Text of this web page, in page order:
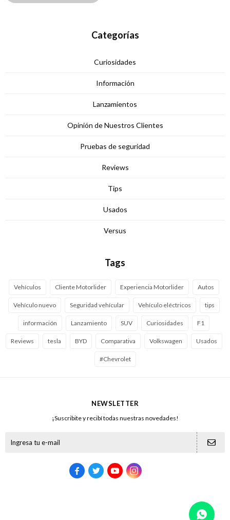
Categorías
Curiosidades
Información
Lanzamientos
Opinión de Nuestros Clientes
Pruebas de seguridad
Reviews
Tips
Usados
Versus
Tags
Vehículos Cliente Motorlider Experiencia Motorlider Autos
Vehículo nuevo Seguridad vehícular Vehículo eléctricos tips
información Lanzamiento SUV Curiosidades F1
Reviews tesla BYD Comparativa Volkswagen Usados
#Chevrolet
NEWSLETTER
¡Suscribite y recibí todas nuestras novedades!
   